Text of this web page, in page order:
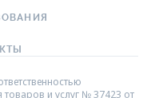
товаров и услуг № 37423 от